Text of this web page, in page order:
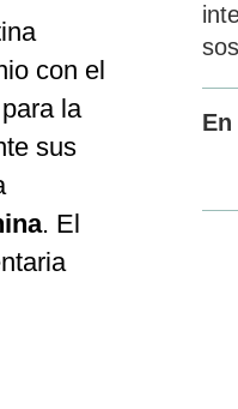
con el
para la
sus
. El